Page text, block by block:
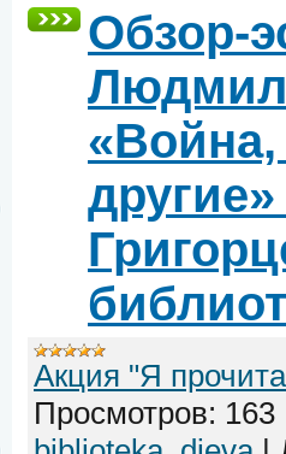
Обзор-
«Война,
Акция "Я
Просмотров: 163